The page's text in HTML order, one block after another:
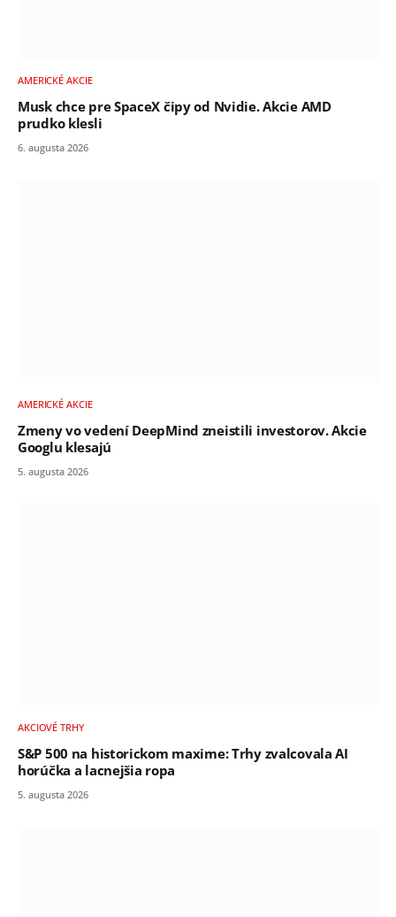
AMERICKÉ AKCIE
Musk chce pre SpaceX čipy od Nvidie. Akcie AMD
prudko klesli
6. augusta 2026
AMERICKÉ AKCIE
Zmeny vo vedení DeepMind zneistili investorov. Akcie
Googlu klesajú
5. augusta 2026
AKCIOVÉ TRHY
S&P 500 na historickom maxime: Trhy zvalcovala AI
horúčka a lacnejšia ropa
5. augusta 2026